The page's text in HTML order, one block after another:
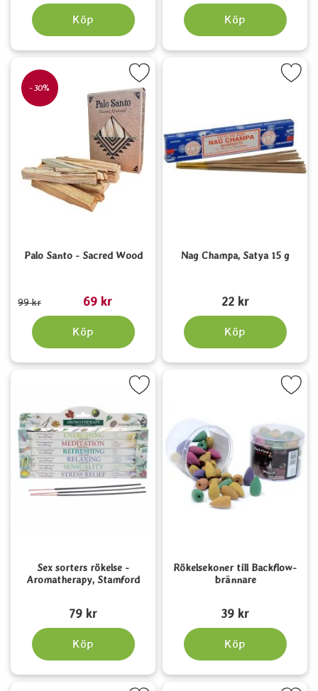
Köp Köp
-30%
Palo Santo - Sacred Wood
tidigare pris
99 kr rea pris
69 kr
Köp
Markera palo Santo - Sacred Wood som favorit
Nag Champa, Satya 15 g
22 kr
Köp
Markera nag Champa,
Sex sorters rökelse -
Aromatherapy, Stamford
79 kr
Köp
sex sorters rökelse - Aromatherapy, Stamford som favorit
Rökelsekoner till Backflow-
brännare
39 kr
Köp
Markera rökelsekoner till